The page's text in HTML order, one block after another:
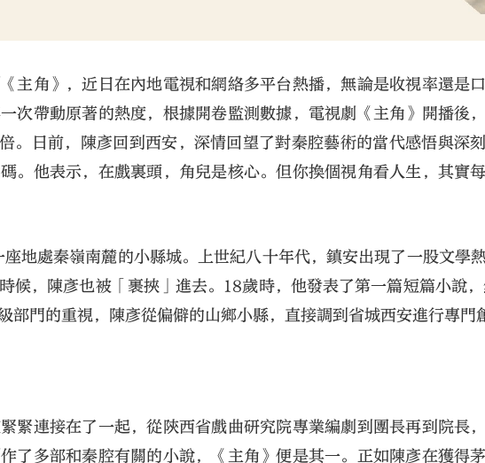
主角》，近日在內地電視和網絡多平台熱播，無論是收視率還是
次帶動原著的熱度，根據開卷監測數據，電視劇《主角》開播後
。日前，陳彥回到西安，深情回望了對秦腔藝術的當代感悟與深
。他表示，在戲裏頭，角兒是核心。但你換個視角看人生，其實
地處秦嶺南麓的小縣城。上世紀八十年代，鎮安出現了一股文學
候，陳彥也被「裹挾」進去。18歲時，他發表了第一篇短篇小說
部門的重視，陳彥從偏僻的山鄉小縣，直接調到省城西安進行專門
緊連接在了一起，從陝西省戲曲研究院專業編劇到團長再到院長
了多部和秦腔有關的小說，《主角》便是其一。正如陳彥在獲得